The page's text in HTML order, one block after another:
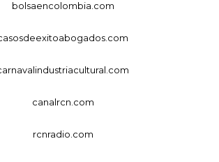
bolsaencolombia.com
canalrcn.com
rcnradio.com